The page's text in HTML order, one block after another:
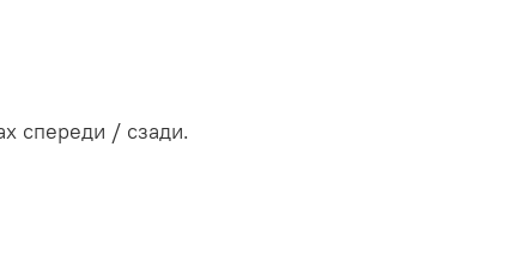
спереди / сзади.